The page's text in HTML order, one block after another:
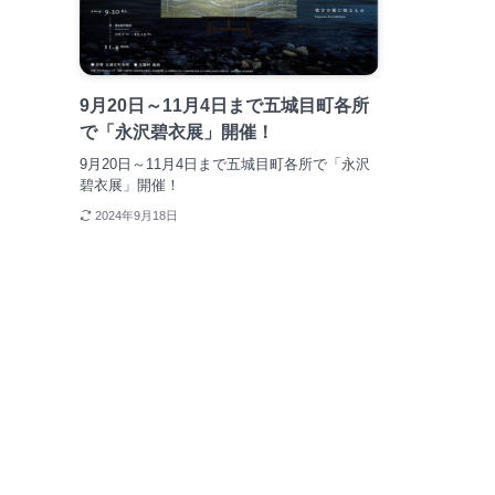
9月20日～11月4日まで五城目町各所
で「永沢碧衣展」開催！
9月20日～11月4日まで五城目町各所で「永沢
碧衣展」開催！
2024年9月18日